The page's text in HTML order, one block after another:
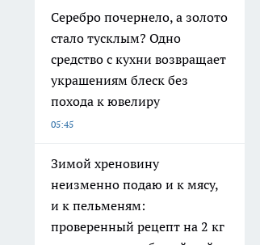
Серебро почернело, а золото
стало тусклым? Одно
средство с кухни возвращает
украшениям блеск без
похода к ювелиру
05:45
Зимой хреновину
неизменно подаю и к мясу,
и к пельменям:
проверенный рецепт на 2 кг